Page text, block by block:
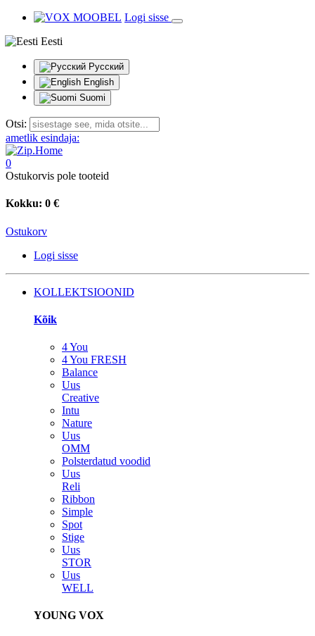
Logi sisse
Eesti
Русский
English
Suomi
Otsi:
ametlik esindaja:
0
Ostukorvis pole tooteid
Kokku: 0 €
Ostukorv
Logi sisse
KOLLEKTSIOONID
Kõik
4 You
4 You FRESH
Balance
Uus
Creative
Intu
Nature
Uus
OMM
Polsterdatud voodid
Uus
Reli
Ribbon
Simple
Spot
Stige
Uus
STOR
Uus
WELL
YOUNG VOX